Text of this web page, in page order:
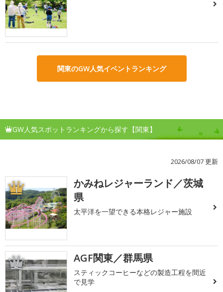
関東のGW人気イベントランキング
GW人気スポットランキングから探す【関東】
2026/08/07 更新
1
かみねレジャーランド／茨城
県
太平洋を一望できる本格レジャー施設
2 AGF関東／群馬県
スティックコーヒーなどの製造工程を間近
で見学